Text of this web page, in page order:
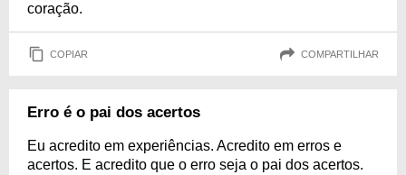
coração.
COPIAR COMPARTILHAR
Erro é o pai dos acertos
Eu acredito em experiências. Acredito em erros e
acertos. E acredito que o erro seja o pai dos acertos.